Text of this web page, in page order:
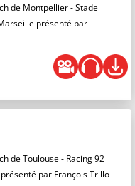
de Montpellier - Stade
présenté par
de Toulouse - Racing 92
par François Trillo